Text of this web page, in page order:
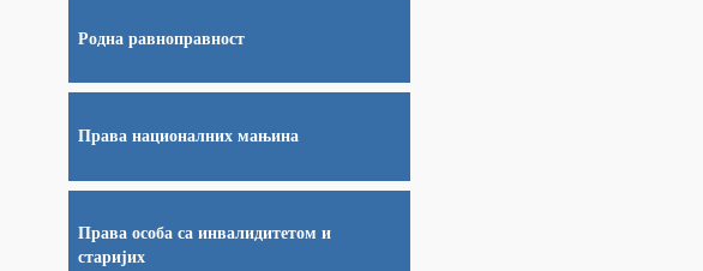
Родна равноправност
Права националних мањина
Права особа са инвалидитетом и
старијих